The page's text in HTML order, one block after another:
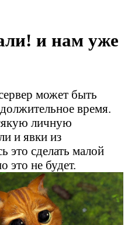
и нам уже
может быть
время.
личную
и явки из
это сделать малой
это не будет.